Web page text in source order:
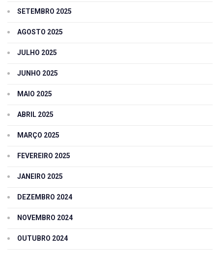
SETEMBRO 2025
AGOSTO 2025
JULHO 2025
JUNHO 2025
MAIO 2025
ABRIL 2025
MARÇO 2025
FEVEREIRO 2025
JANEIRO 2025
DEZEMBRO 2024
NOVEMBRO 2024
OUTUBRO 2024